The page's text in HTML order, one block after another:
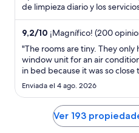
de limpieza diario y los
Estarás muy cerca ...
9,2/10 ¡Magnífico! (200
"The rooms are tiny. They only
window unit for an air
in bed because it was so
uncomfortable."
Enviada el 4 ago. 2026
Ver 193